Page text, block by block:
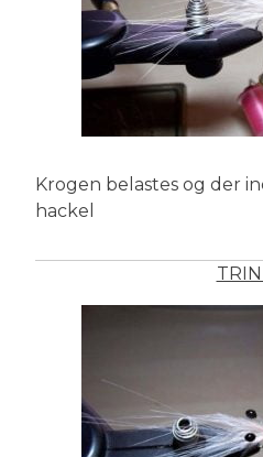
Krogen belastes og der
hackel